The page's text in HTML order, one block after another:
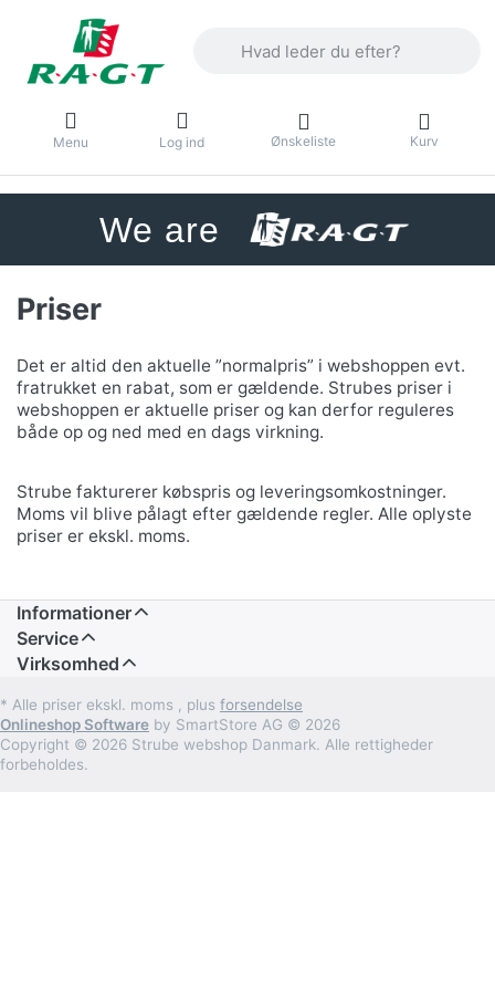
Menu Log ind Ønskeliste Kurv
We are
Priser
Det er altid den aktuelle ”normalpris” i webshoppen evt.
fratrukket en rabat, som er gældende. Strubes priser i
webshoppen er aktuelle priser og kan derfor reguleres
både op og ned med en dags virkning.
Strube fakturerer købspris og leveringsomkostninger.
Moms vil blive pålagt efter gældende regler. Alle oplyste
priser er ekskl. moms.
Informationer
Service
Virksomhed
* Alle priser ekskl. moms , plus forsendelse
Onlineshop Software by SmartStore AG © 2026
Copyright © 2026 Strube webshop Danmark. Alle rettigheder
forbeholdes.